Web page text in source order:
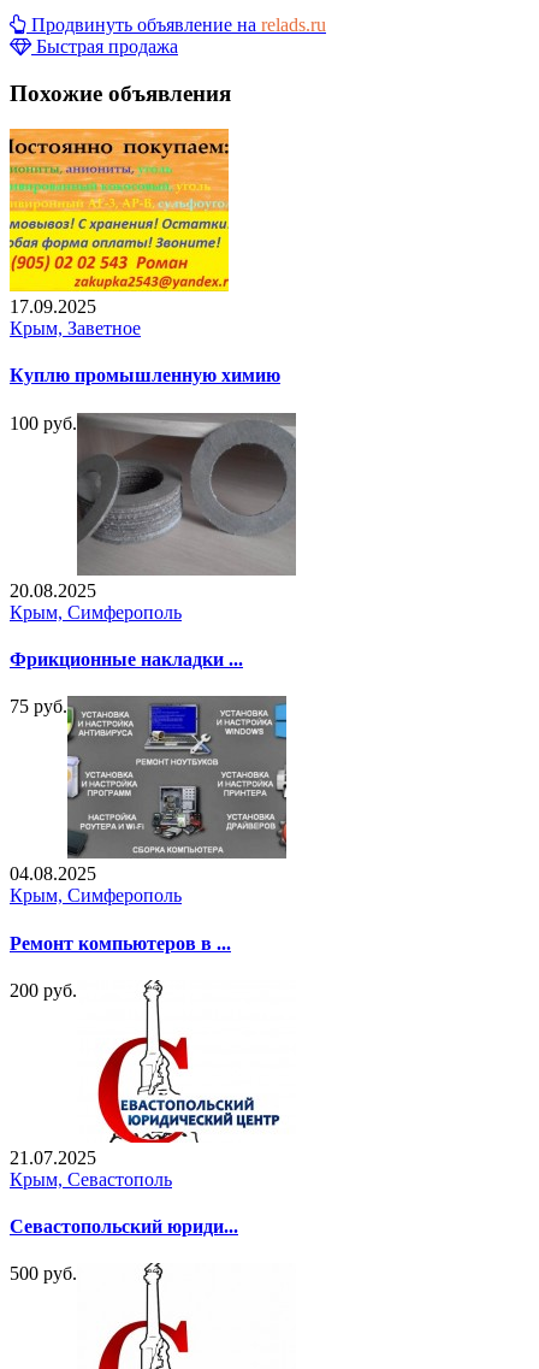
Продвинуть объявление на relads.ru
Быстрая продажа
Похожие объявления
17.09.2025
Крым, Заветное
Куплю промышленную химию
100 руб.
20.08.2025
Крым, Симферополь
Фрикционные накладки ...
75 руб.
04.08.2025
Крым, Симферополь
Ремонт компьютеров в ...
200 руб.
21.07.2025
Крым, Севастополь
Севастопольский юриди...
500 руб.